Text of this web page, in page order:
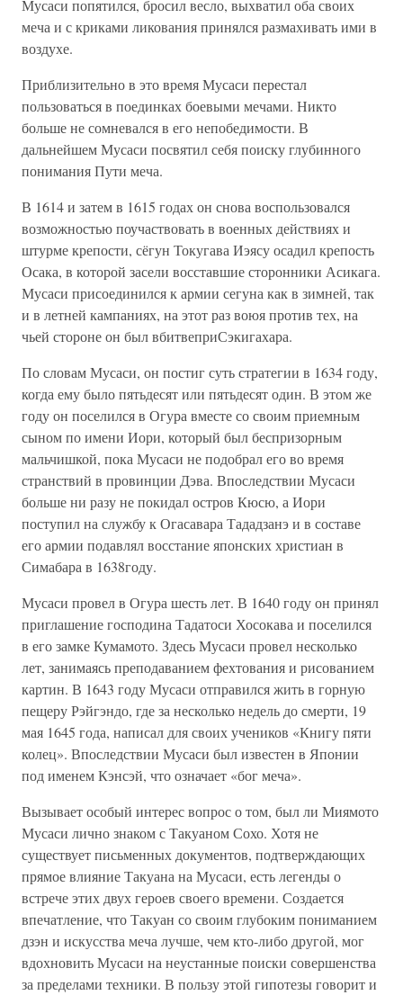
Мусаси попятился, бросил весло, выхватил оба своих
меча и с криками ликования принялся размахивать ими в
воздухе.
Приблизительно в это время Мусаси перестал
пользоваться в поединках боевыми мечами. Никто
больше не сомневался в его непобедимости. В
дальнейшем Мусаси посвятил себя поиску глубинного
понимания Пути меча.
В 1614 и затем в 1615 годах он снова воспользовался
возможностью поучаствовать в военных действиях и
штурме крепости, сёгун Токугава Иэясу осадил крепость
Осака, в которой засели восставшие сторонники Асикага.
Мусаси присоединился к армии сегуна как в зимней, так
и в летней кампаниях, на этот раз воюя против тех, на
чьей стороне он был вбитвеприСэкигахара.
По словам Мусаси, он постиг суть стратегии в 1634 году,
когда ему было пятьдесят или пятьдесят один. В этом же
году он поселился в Огура вместе со своим приемным
сыном по имени Иори, который был беспризорным
мальчишкой, пока Мусаси не подобрал его во время
странствий в провинции Дэва. Впоследствии Мусаси
больше ни разу не покидал остров Кюсю, а Иори
поступил на службу к Огасавара Тададзанэ и в составе
его армии подавлял восстание японских христиан в
Симабара в 1638году.
Мусаси провел в Огура шесть лет. В 1640 году он принял
приглашение господина Тадатоси Хосокава и поселился
в его замке Кумамото. Здесь Мусаси провел несколько
лет, занимаясь преподаванием фехтования и рисованием
картин. В 1643 году Мусаси отправился жить в горную
пещеру Рэйгэндо, где за несколько недель до смерти, 19
мая 1645 года, написал для своих учеников «Книгу пяти
колец». Впоследствии Мусаси был известен в Японии
под именем Кэнсэй, что означает «бог меча».
Вызывает особый интерес вопрос о том, был ли Миямото
Мусаси лично знаком с Такуаном Сохо. Хотя не
существует письменных документов, подтверждающих
прямое влияние Такуана на Мусаси, есть легенды о
встрече этих двух героев своего времени. Создается
впечатление, что Такуан со своим глубоким пониманием
дзэн и искусства меча лучше, чем кто-либо другой, мог
вдохновить Мусаси на неустанные поиски совершенства
за пределами техники. В пользу этой гипотезы говорит и